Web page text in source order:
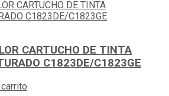
CARTUCHO DE TINTA
C1823DE/C1823GE